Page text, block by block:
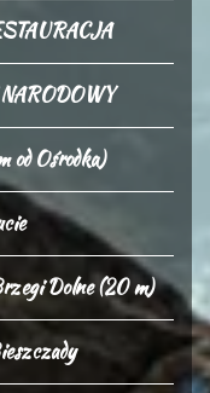
od Ośrodka)
Dolne (20 m)